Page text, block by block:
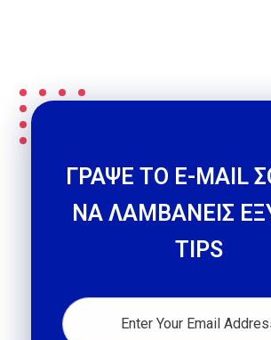
ΓΡΑΨΕ ΤΟ E-MAIL
ΝΑ ΛΑΜΒΑΝΕΙΣ
TIPS